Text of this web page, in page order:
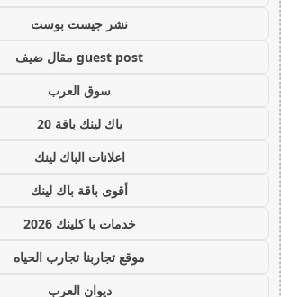
نشر جيست بوست
guest post مقال ضيف
سوق العرب
باك لينك باقة 20
اعلانات الباك لينك
أقوى باقة باك لينك
خدمات با كلينك 2026
موقع تجاربنا تجارب الحياه
ديوان العرب